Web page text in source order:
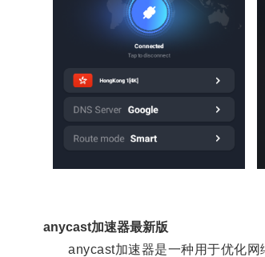
anycast加速器最新版
anycast加速器是一种用于优化网